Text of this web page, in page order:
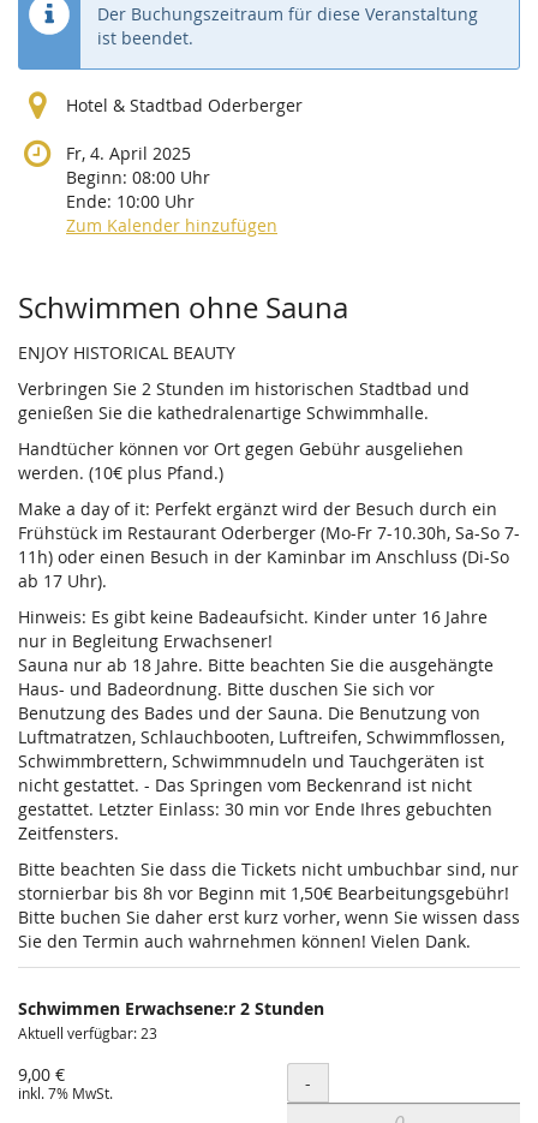
Der Buchungszeitraum für diese Veranstaltung
ist beendet.
Hotel & Stadtbad Oderberger
Fr, 4. April 2025
Beginn: 08:00 Uhr
Ende: 10:00 Uhr
Zum Kalender hinzufügen
Produkte
Schwimmen ohne Sauna
ENJOY HISTORICAL BEAUTY
Verbringen Sie 2 Stunden im historischen Stadtbad und
genießen Sie die kathedralenartige Schwimmhalle.
Handtücher können vor Ort gegen Gebühr ausgeliehen
werden. (10€ plus Pfand.)
Make a day of it: Perfekt ergänzt wird der Besuch durch ein
Frühstück im Restaurant Oderberger (Mo-Fr 7-10.30h, Sa-So 7-
11h) oder einen Besuch in der Kaminbar im Anschluss (Di-So
ab 17 Uhr).
Hinweis: Es gibt keine Badeaufsicht. Kinder unter 16 Jahre
nur in Begleitung Erwachsener!
Sauna nur ab 18 Jahre. Bitte beachten Sie die ausgehängte
Haus- und Badeordnung. Bitte duschen Sie sich vor
Benutzung des Bades und der Sauna. Die Benutzung von
Luftmatratzen, Schlauchbooten, Luftreifen, Schwimmflossen,
Schwimmbrettern, Schwimmnudeln und Tauchgeräten ist
nicht gestattet. - Das Springen vom Beckenrand ist nicht
gestattet. Letzter Einlass: 30 min vor Ende Ihres gebuchten
Zeitfensters.
Bitte beachten Sie dass die Tickets nicht umbuchbar sind, nur
stornierbar bis 8h vor Beginn mit 1,50€ Bearbeitungsgebühr!
Bitte buchen Sie daher erst kurz vorher, wenn Sie wissen dass
Sie den Termin auch wahrnehmen können! Vielen Dank.
Schwimmen Erwachsene:r 2 Stunden
Aktuell verfügbar: 23
9,00 €
inkl. 7% MwSt. Menge
-